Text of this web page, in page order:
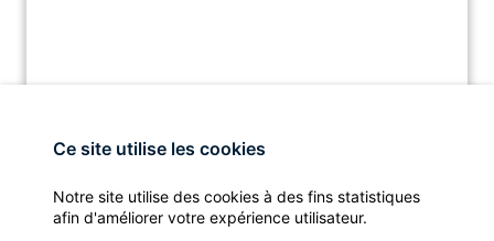
Ce site utilise les cookies
Notre site utilise des cookies à des fins statistiques
afin d'améliorer votre expérience utilisateur.